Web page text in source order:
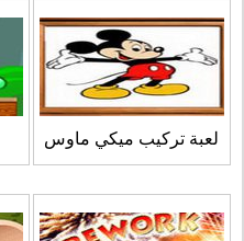
لعبة تركيب ميكي ماوس